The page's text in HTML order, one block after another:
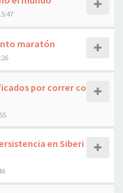
maratón
por correr co
en Siberi